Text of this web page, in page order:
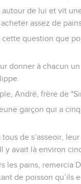
autour de lui et vit
assez de
question que
donner à chacun
André, frère de
garçon qui a
de s’asseoir,
y avait là environ
les pains, remercia
de poisson qu’ils